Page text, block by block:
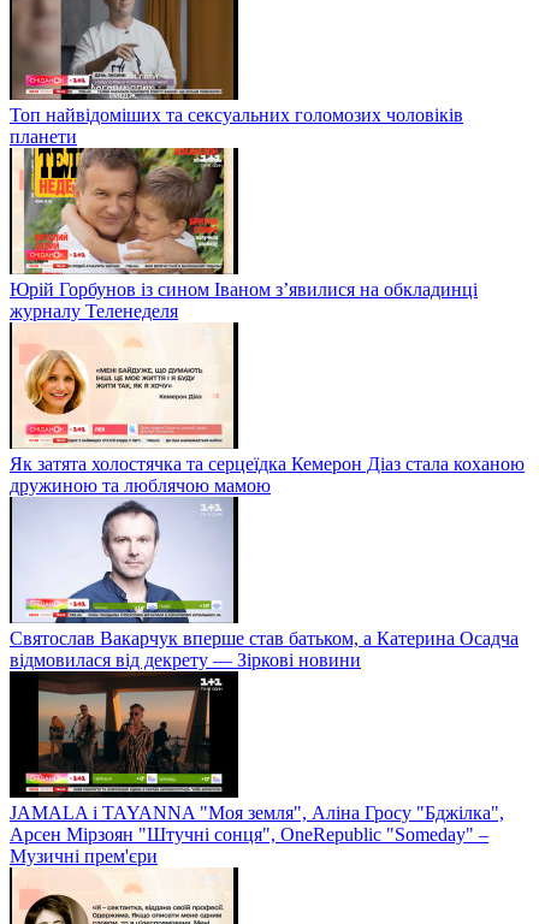
Топ найвідоміших та сексуальних голомозих чоловіків
планети
Юрій Горбунов із сином Іваном з’явилися на обкладинці
журналу Теленеделя
Як затята холостячка та серцеїдка Кемерон Діаз стала коханою
дружиною та люблячою мамою
Святослав Вакарчук вперше став батьком, а Катерина Осадча
відмовилася від декрету — Зіркові новини
JAMALA і TAYANNA "Моя земля", Аліна Гросу "Бджілка",
Арсен Мірзоян "Штучні сонця", OneRepublic "Someday" –
Музичні прем'єри